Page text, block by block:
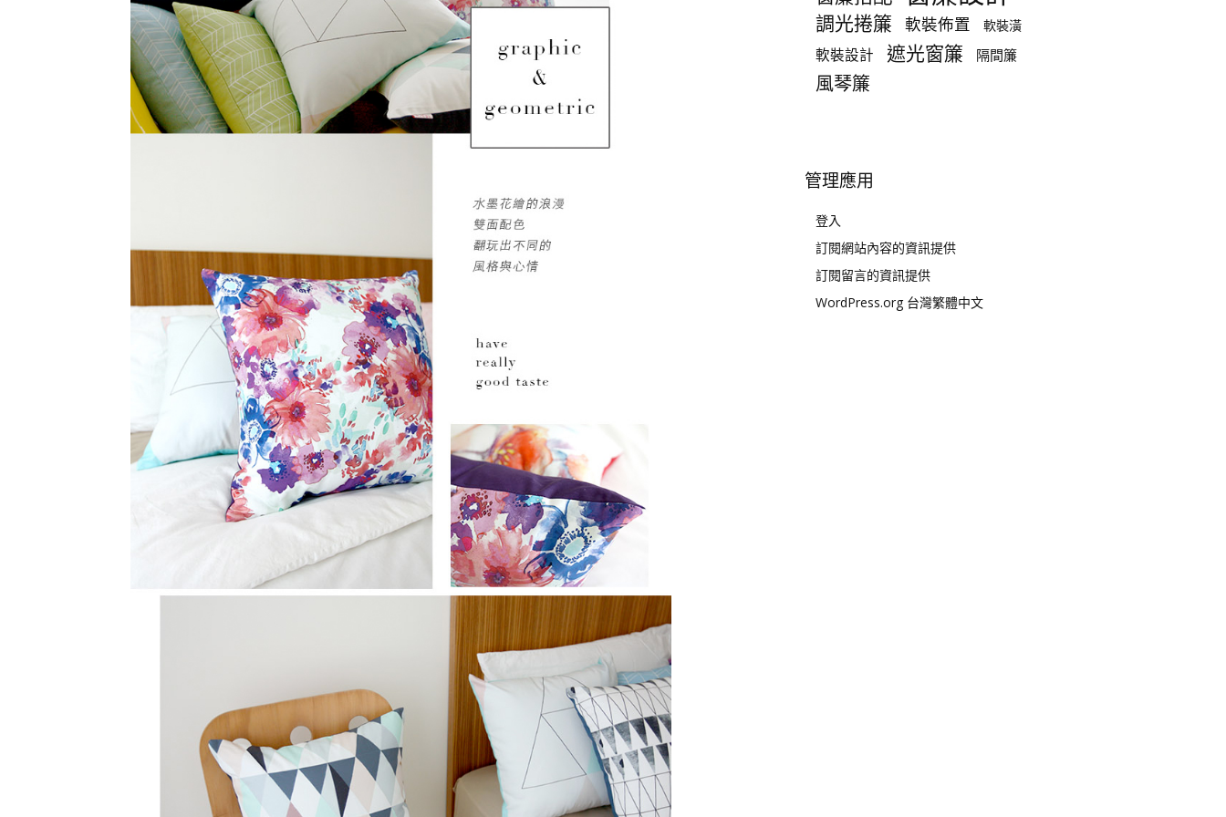
調光捲簾 軟裝佈置 軟裝潢
軟裝設計 遮光窗簾 隔間簾
風琴簾
管理應用
登入
訂閱網站內容的資訊提供
訂閱留言的資訊提供
WordPress.org 台灣繁體中文